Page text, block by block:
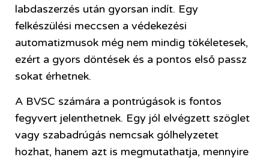
labdaszerzés után gyorsan indít. Egy
felkészülési meccsen a védekezési
automatizmusok még nem mindig tökéletesek,
ezért a gyors döntések és a pontos első passz
sokat érhetnek.
A BVSC számára a pontrúgások is fontos
fegyvert jelenthetnek. Egy jól elvégzett szöglet
vagy szabadrúgás nemcsak gólhelyzetet
hozhat, hanem azt is megmutathatja, mennyire